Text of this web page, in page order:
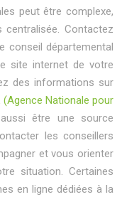
peut être complexe,
centralisée. Contactez
conseil départemental
site internet de votre
des informations sur
(Agence Nationale pour
être une source
les conseillers
et vous orienter
situation. Certaines
en ligne dédiées à la